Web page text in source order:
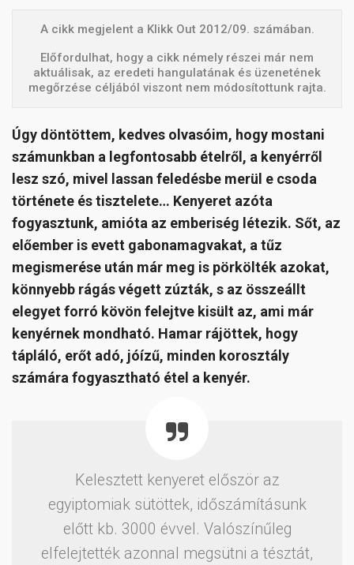
A cikk megjelent a Klikk Out 2012/09. számában.
Előfordulhat, hogy a cikk némely részei már nem
aktuálisak, az eredeti hangulatának és üzenetének
megőrzése céljából viszont nem módosítottunk rajta.
Úgy döntöttem, kedves olvasóim, hogy mostani
számunkban a legfontosabb ételről, a kenyérről
lesz szó, mivel lassan feledésbe merül e csoda
története és tisztelete… Kenyeret azóta
fogyasztunk, amióta az emberiség létezik. Sőt, az
előember is evett gabonamagvakat, a tűz
megismerése után már meg is pörkölték azokat,
könnyebb rágás végett zúzták, s az összeállt
elegyet forró kövön felejtve kisült az, ami már
kenyérnek mondható. Hamar rájöttek, hogy
tápláló, erőt adó, jóízű, minden korosztály
számára fogyasztható étel a kenyér.
Kelesztett kenyeret először az
egyiptomiak sütöttek, időszámításunk
előtt kb. 3000 évvel. Valószínűleg
elfelejtették azonnal megsütni a tésztát,